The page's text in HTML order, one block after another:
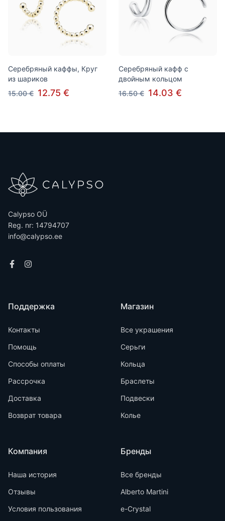
Серебряный каффы, Круг
из шариков
15.00 € 12.75 €
Серебряный кафф с
двойным кольцом
16.50 € 14.03 €
Calypso OÜ
Reg. nr: 14794707
info@calypso.ee
Поддержка
Контакты
Помощь
Способы оплаты
Рассрочка
Доставка
Возврат товара
Компания
Наша история
Отзывы
Условия пользования
Магазин
Все украшения
Серьги
Кольца
Браслеты
Подвески
Колье
Бренды
Все бренды
Alberto Martini
e-Crystal